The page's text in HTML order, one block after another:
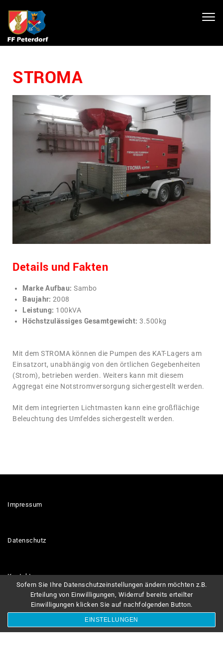
STROMA
Details und Fakten
Marke Aufbau: Sambo
Baujahr: 2008
Leistung: 100kVA
Höchstzulässiges Gesamtgewicht: 3.500kg
Mit dem STROMA können die Pumpen des KAT-Lagers am
Einsatzort, unabhängig von den örtlichen Gegebenheiten
(Strom), betrieben werden. Weiters kann mit diesem
Aggregat eine Notstromversorgung sichergestellt werden.
Mit dem integrierten Lichtmasten kann eine großflächige
Beleuchtung des Umfeldes sichergestellt werden.
Impressum
Datenschutz
Kontakt
Links
Sofern Sie Ihre Datenschutzeinstellungen ändern möchten z.B.
Erteilung von Einwilligungen, Widerruf bereits erteilter
Einwilligungen klicken Sie auf nachfolgenden Button.
EINSTELLUNGEN